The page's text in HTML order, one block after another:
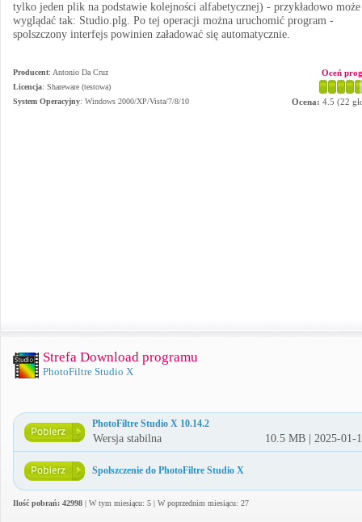
tylko jeden plik na podstawie kolejności alfabetycznej) - przykładowo może
wyglądać tak: Studio.plg. Po tej operacji można uruchomić program -
spolszczony interfejs powinien załadować się automatycznie.
Producent: Antonio Da Cruz
Licencja: Shareware (testowa)
System Operacyjny: Windows 2000/XP/Vista/7/8/10
Oceń
Ocena: 4.5 (22
Strefa Download programu
PhotoFiltre Studio X
PhotoFiltre Studio X 10.14.2
Wersja stabilna 10.5 MB | 2025-01-
Spolszczenie do PhotoFiltre Studio X
Ilość pobrań: 42998 | W tym miesiącu: 5 | W poprzednim miesiącu: 27